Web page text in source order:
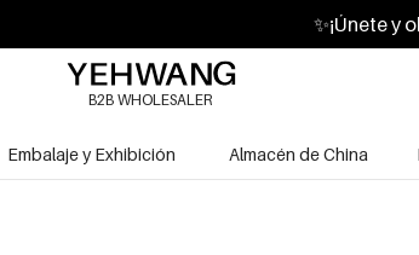
✨¡Únete y
B2B WHOLESALER
Embalaje y Exhibición Almacén de China